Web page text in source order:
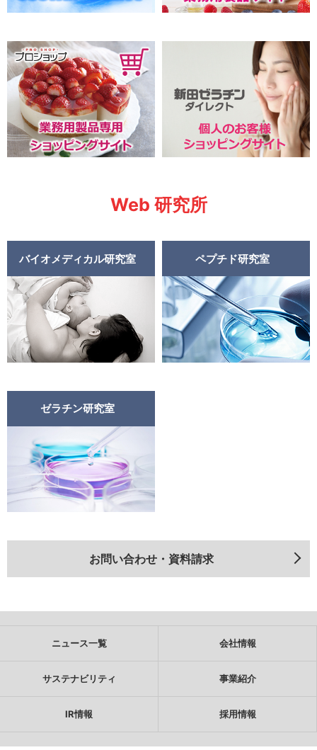
Web 研究所
バイオメディカル研究室 ペプチド研究室
ゼラチン研究室
お問い合わせ・資料請求
ニュース一覧 会社情報
サステナビリティ 事業紹介
IR情報 採用情報